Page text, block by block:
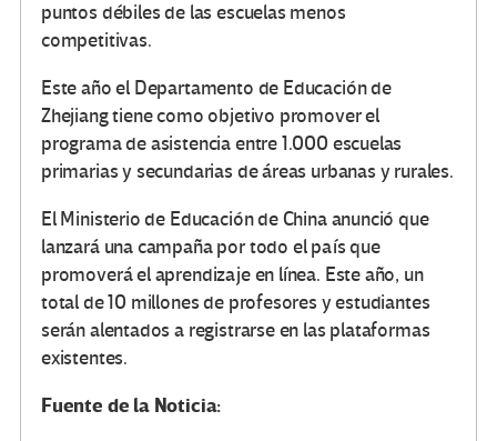
puntos débiles de las escuelas menos
competitivas.
Este año el Departamento de Educación de
Zhejiang tiene como objetivo promover el
programa de asistencia entre 1.000 escuelas
primarias y secundarias de áreas urbanas y rurales.
El Ministerio de Educación de China anunció que
lanzará una campaña por todo el país que
promoverá el aprendizaje en línea. Este año, un
total de 10 millones de profesores y estudiantes
serán alentados a registrarse en las plataformas
existentes.
Fuente de la Noticia: